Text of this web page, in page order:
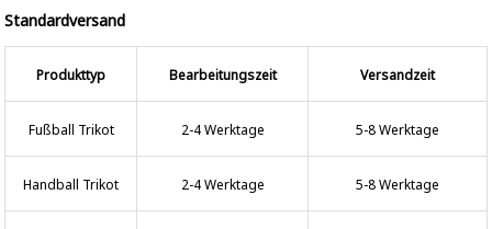
Standardversand
Produkttyp Bearbeitungszeit Versandzeit
Fußball Trikot 2-4 Werktage 5-8 Werktage
Handball Trikot 2-4 Werktage 5-8 Werktage